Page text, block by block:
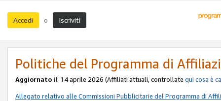
Accedi o Iscriviti
Politiche del Programma di
Aggiornato il: 14 aprile 2026 (Affiliati attuali, controllate qui cosa è
Allegato relativo alle Commissioni Pubblicitarie del Programma di